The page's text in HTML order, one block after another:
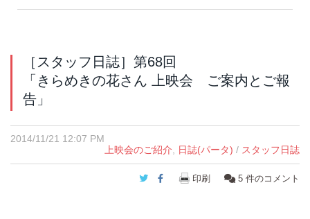
［スタッフ日誌］第68回
「きらめきの花さん 上映会 ご案内とご報
告」
2014/11/21 12:07 PM
上映会のご紹介
日誌(パータ) / スタッフ日誌
Twitter
Facebook
印刷 5 件のコメント